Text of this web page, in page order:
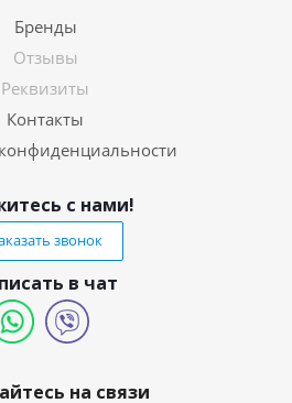
Бренды
Отзывы
Реквизиты
Контакты
с нами!
звонок
в чат
на связи